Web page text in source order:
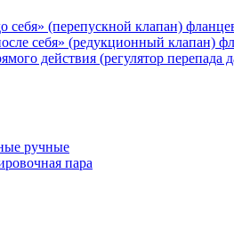
себя» (перепускной клапан)
себя» (редукционный клапан)
действия (регулятор перепада
ручные
пара